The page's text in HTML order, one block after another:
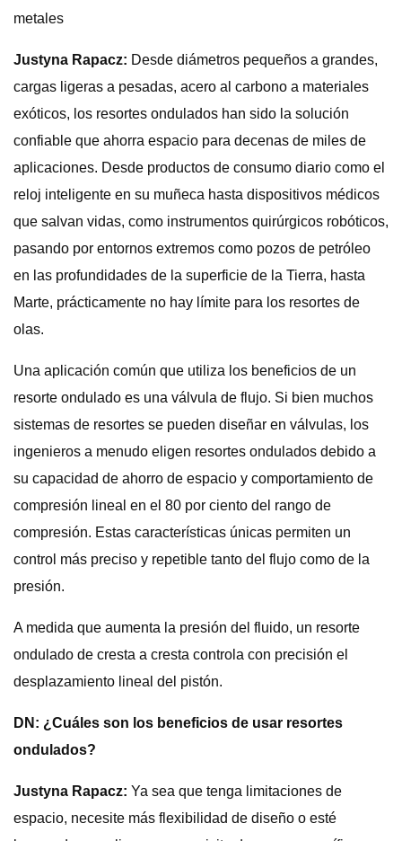
metales
Justyna Rapacz: Desde diámetros pequeños a grandes,
cargas ligeras a pesadas, acero al carbono a materiales
exóticos, los resortes ondulados han sido la solución
confiable que ahorra espacio para decenas de miles de
aplicaciones. Desde productos de consumo diario como el
reloj inteligente en su muñeca hasta dispositivos médicos
que salvan vidas, como instrumentos quirúrgicos robóticos,
pasando por entornos extremos como pozos de petróleo
en las profundidades de la superficie de la Tierra, hasta
Marte, prácticamente no hay límite para los resortes de
olas.
Una aplicación común que utiliza los beneficios de un
resorte ondulado es una válvula de flujo. Si bien muchos
sistemas de resortes se pueden diseñar en válvulas, los
ingenieros a menudo eligen resortes ondulados debido a
su capacidad de ahorro de espacio y comportamiento de
compresión lineal en el 80 por ciento del rango de
compresión. Estas características únicas permiten un
control más preciso y repetible tanto del flujo como de la
presión.
A medida que aumenta la presión del fluido, un resorte
ondulado de cresta a cresta controla con precisión el
desplazamiento lineal del pistón.
DN: ¿Cuáles son los beneficios de usar resortes
ondulados?
Justyna Rapacz: Ya sea que tenga limitaciones de
espacio, necesite más flexibilidad de diseño o esté